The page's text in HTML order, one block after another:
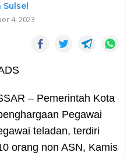
Sulsel
4, 2023
– Pemerintah Kota
Pegawai
teladan, terdiri
orang non ASN, Kamis